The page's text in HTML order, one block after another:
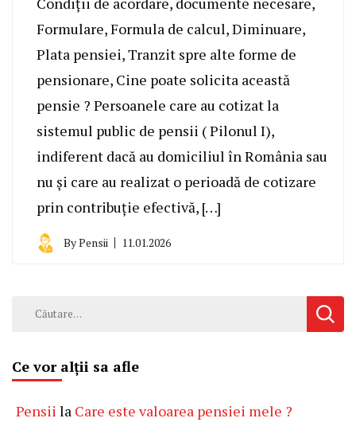
Formulare, Formula de calcul, Diminuare,
Plata pensiei, Tranzit spre alte forme de
pensionare, Cine poate solicita această
pensie ? Persoanele care au cotizat la
sistemul public de pensii ( Pilonul I),
indiferent dacă au domiciliul în România sau
nu și care au realizat o perioadă de cotizare
prin contribuție efectivă, […]
ByPensii 11.01.2026
Caută
Ce vor alții sa afle
Pensii la Care este valoarea pensiei mele ?